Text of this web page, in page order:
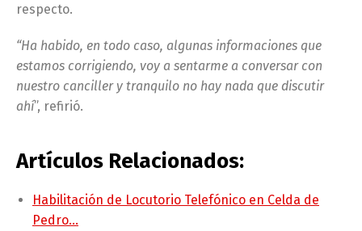
respecto.
“Ha habido, en todo caso, algunas informaciones que
estamos corrigiendo, voy a sentarme a conversar con
nuestro canciller y tranquilo no hay nada que discutir
ahí”, refirió.
Artículos Relacionados:
Habilitación de Locutorio Telefónico en Celda de
Pedro…